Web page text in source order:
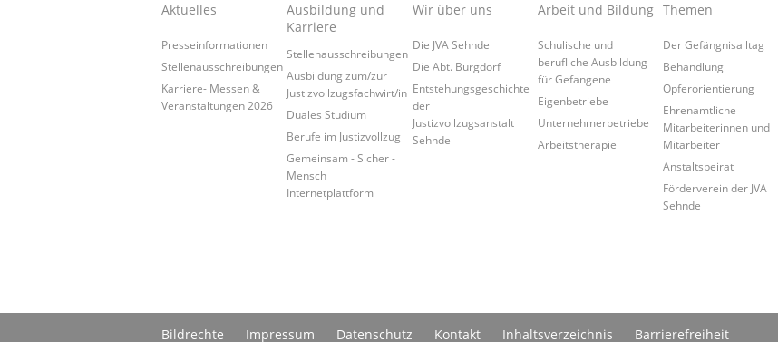
Aktuelles
Presseinformationen
Stellenausschreibungen
Karriere- Messen &
Veranstaltungen 2026
Ausbildung und
Karriere
Stellenausschreibungen
Ausbildung zum/zur
Justizvollzugsfachwirt/in
Duales Studium
Berufe im Justizvollzug
Gemeinsam - Sicher -
Mensch
Internetplattform
Wir über uns
Die JVA Sehnde
Die Abt. Burgdorf
Entstehungsgeschichte
der
Justizvollzugsanstalt
Sehnde
Arbeit und Bildung
Schulische und
berufliche Ausbildung
für Gefangene
Eigenbetriebe
Unternehmerbetriebe
Arbeitstherapie
Themen
Der Gefängnisalltag
Behandlung
Opferorientierung
Ehrenamtliche
Mitarbeiterinnen und
Mitarbeiter
Anstaltsbeirat
Förderverein der JVA
Sehnde
Bildrechte Impressum Datenschutz Kontakt Inhaltsverzeichnis Barrierefreiheit